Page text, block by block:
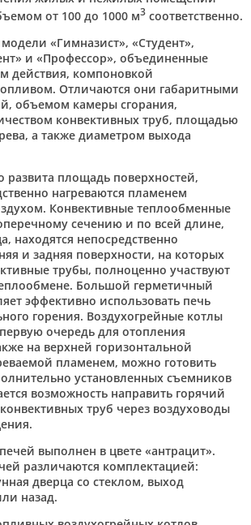
от 100 до 1000 м3 соответственно.
«Гимназист», «Студент»,
и «Профессор», объединенные
действия, компоновкой
Отличаются они габаритными
объемом камеры сгорания,
конвективных труб, площадью
а также диаметром выхода
развита площадь поверхностей,
нагреваются пламенем
Конвективные теплообменные
сечению и по всей длине,
находятся непосредственно
и задняя поверхности, на которых
трубы, полноценно участвуют
Большой герметичный
эффективно использовать печь
горения. Воздухогрейные котлы
очередь для отопления
на верхней горизонтальной
пламенем, можно готовить
установленных съемников
возможность направить горячий
труб через воздуховоды
выполнен в цвете «антрацит».
различаются комплектацией:
дверца со стеклом, выход
назад.